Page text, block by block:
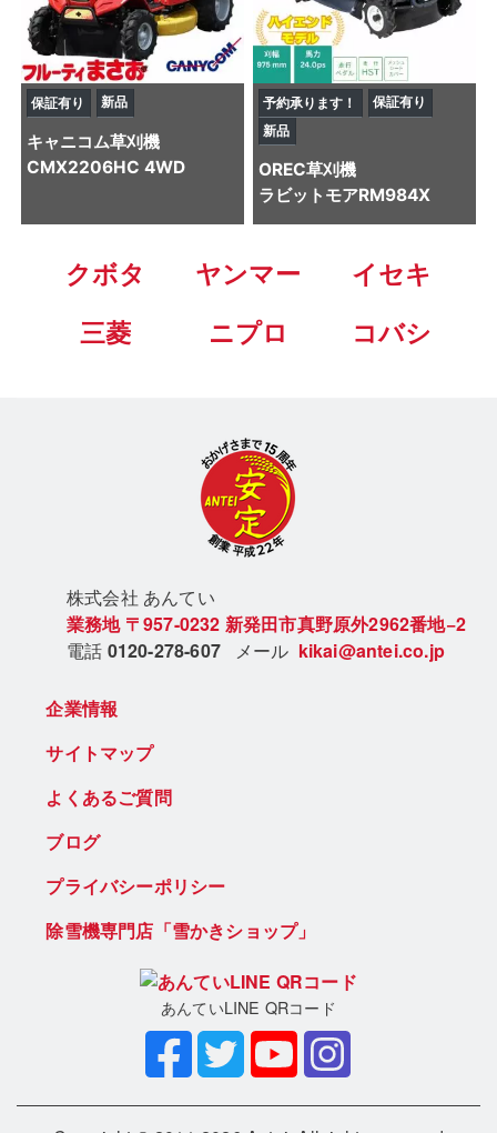
保証有り 新品
キャニコム草刈機
CMX2206HC 4WD
予約承ります！
保証有り
新品
OREC草刈機
ラビットモアRM984X
クボタ ヤンマー
イセキ
三菱
ニプロ コバシ
株式会社 あんてい
業務地 〒957-0232 新発田市真野原外2962番地−2
電話 0120-278-607 メール kikai@antei.co.jp
企業情報
サイトマップ
よくあるご質問
ブログ
プライバシーポリシー
除雪機専門店「雪かきショップ」
あんていLINE QRコード